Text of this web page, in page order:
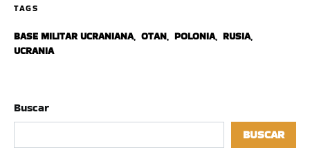
TAGS
BASE MILITAR UCRANIANA, OTAN, POLONIA, RUSIA,
UCRANIA
Buscar
BUSCAR